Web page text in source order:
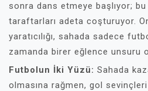
sonra dans etmeye başlıyor; bu
taraftarları adeta coşturuyor.
yaratıcılığı, sahada sadece
zamanda birer eğlence unsuru
Futbolun İki Yüzü: Sahada
olmasına rağmen, gol